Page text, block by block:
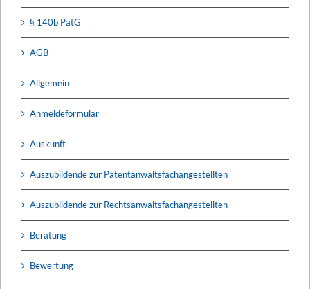
§ 140b PatG
AGB
Allgemein
Anmeldeformular
Auskunft
Auszubildende zur Patentanwaltsfachangestellten
Auszubildende zur Rechtsanwaltsfachangestellten
Beratung
Bewertung